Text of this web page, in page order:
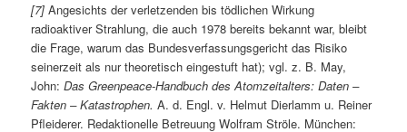
[7] Angesichts der verletzenden bis tödlichen Wirkung
radioaktiver Strahlung, die auch 1978 bereits bekannt war, bleibt
die Frage, warum das Bundesverfassungsgericht das Risiko
seinerzeit als nur theoretisch eingestuft hat); vgl. z. B. May,
John:Das Greenpeace-Handbuch des Atomzeitalters: Daten –
Fakten – Katastrophen. A. d. Engl. v. Helmut Dierlamm u. Reiner
Pfleiderer. Redaktionelle Betreuung Wolfram Ströle. München: